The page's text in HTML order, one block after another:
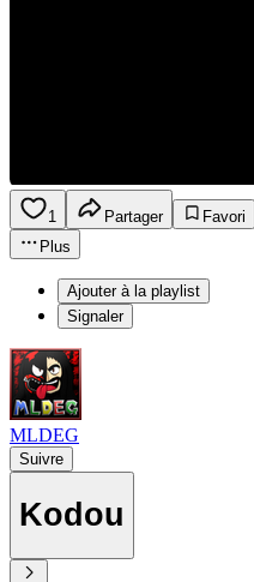
1 Partager
Favori
Plus
Ajouter à la playlist
Signaler
MLDEG
Suivre
Kodou